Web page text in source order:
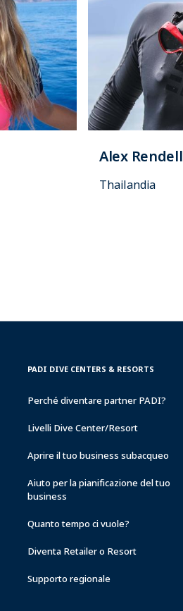
Alex Rendell
Thailandia
PADI
PADI DIVE CENTERS & RESORTS
Perché diventare partner PADI?
Livelli Dive Center/Resort
Aprire il tuo business subacqueo
Aiuto per la pianificazione del tuo
business
Quanto tempo ci vuole?
Diventa Retailer o Resort
Supporto regionale